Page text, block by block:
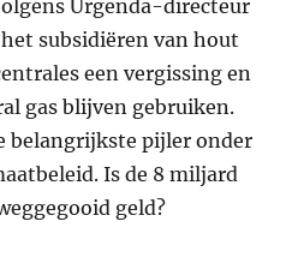
Urgenda-directeur
subsidiëren van hout
een vergissing en
gas blijven gebruiken.
belangrijkste pijler onder
Is de 8 miljard
geld?